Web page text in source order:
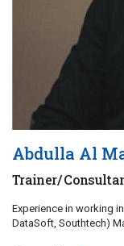
Abdulla Al
Trainer/
Experience in working
DataSoft, Southtech)